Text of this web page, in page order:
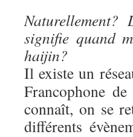
signifie quand
haijin?
Il existe un
Francophone
connaît, on se
différents